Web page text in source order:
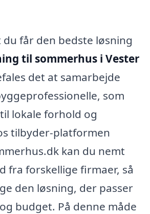
du får den bedste løsning
til sommerhus i Vester
det at samarbejde
som
lokale forhold og
tilbyder-platformen
kan du nemt
fra forskellige firmaer, så
den løsning, der passer
budget. På denne måde